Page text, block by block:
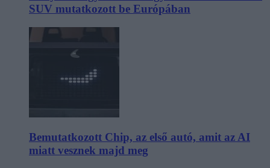
SUV mutatkozott be Európában
Bemutatkozott Chip, az első autó, amit az AI
miatt vesznek majd meg